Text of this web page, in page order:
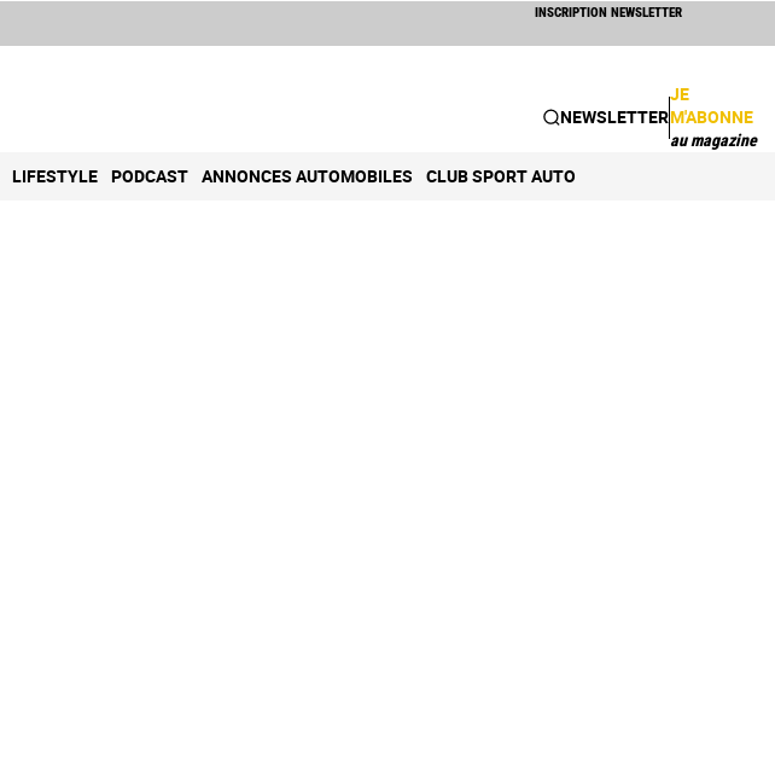
INSCRIPTION NEWSLETTER
NEWSLETTER
JE
M'ABONNE
au magazine
LIFESTYLE PODCAST ANNONCES AUTOMOBILES CLUB SPORT AUTO